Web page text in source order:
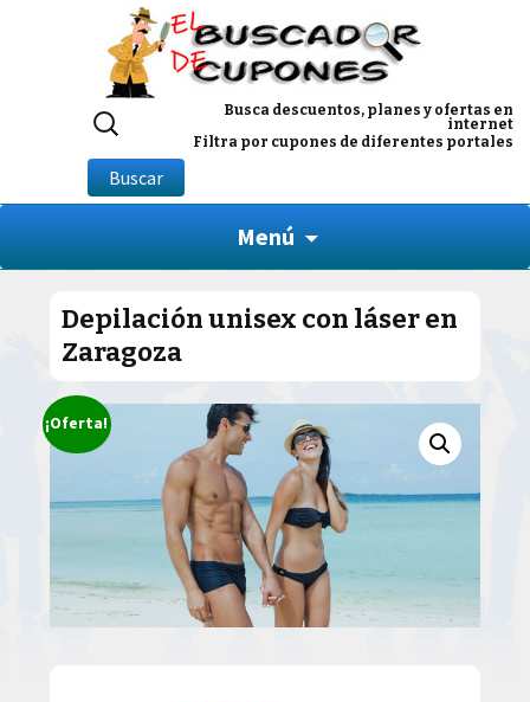
Busca descuentos, planes y ofertas en
internet
Filtra por cupones de diferentes portales
Buscar
por:
Buscar
Menú
Depilación unisex con láser en
Zaragoza
¡Oferta!